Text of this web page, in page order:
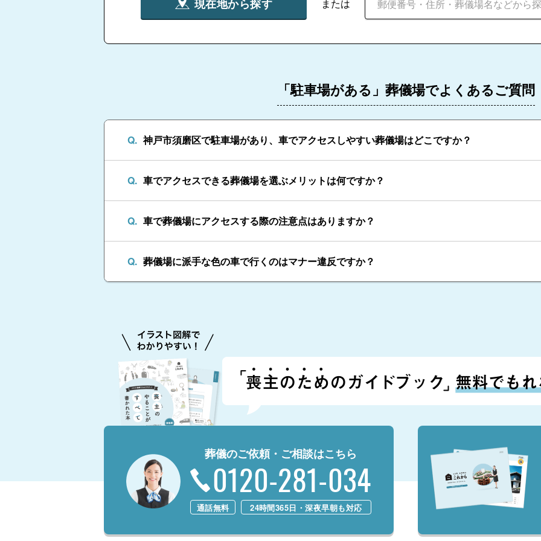
現在地から探す または
「駐車場がある」葬儀場でよくあるご質問
神戸市須磨区で駐車場があり、車でアクセスしやすい葬儀場はどこですか？
車でアクセスできる葬儀場を選ぶメリットは何ですか？
車で葬儀場にアクセスする際の注意点はありますか？
葬儀場に派手な色の車で行くのはマナー違反ですか？
葬儀のご依頼・ご相談はこちら
0120-281-034
通話無料 24時間365日・深夜早朝も対応